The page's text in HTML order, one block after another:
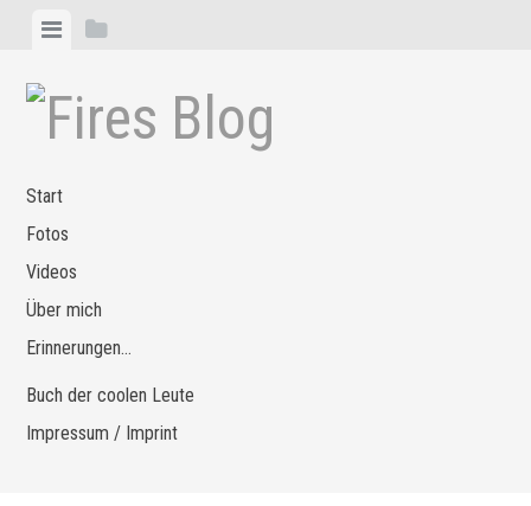
Zum
springen
MenüSeitenleiste
Start
Fotos
Videos
Über mich
Erinnerungen…
Buch der coolen Leute
Impressum / Imprint